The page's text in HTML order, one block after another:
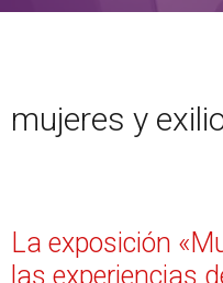
mujeres y
La exposición
las experiencias